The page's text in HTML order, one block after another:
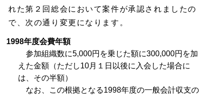
れた第２回総会において案件が承認されましたの
で、次の通り変更になります。
1998年度会費年額
参加組織数に5,000円を乗じた額に300,000円を加
えた金額（ただし10月１日以後に入会した場合に
は、その半額）
なお、この根拠となる1998年度の一般会計収支の